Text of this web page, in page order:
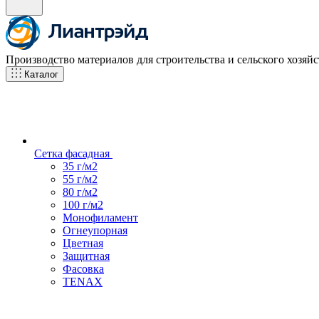
Производство материалов для строительства и сельского
Каталог
Сетка фасадная
35 г/м2
55 г/м2
80 г/м2
100 г/м2
Монофиламент
Огнеупорная
Цветная
Защитная
Фасовка
TENAX